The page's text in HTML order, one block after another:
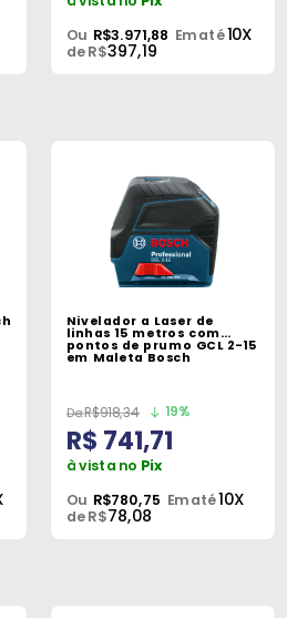
Ou R$3.971,88 Em até10X
de R$397,19
Nivelador a Laser de
linhas 15 metros com
pontos de prumo GCL 2-15
em Maleta Bosch
R$918,34 19%
R$ 741,71
à vista no Pix
Ou R$780,75 Em até10X
de R$78,08